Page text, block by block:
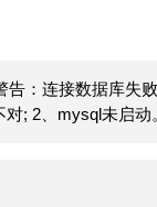
告：连接数据库失
; 2、mysql未启动